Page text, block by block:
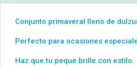
Conjunto primaveral lleno de
Perfecto para ocasiones
Haz que tu peque brille con estilo.